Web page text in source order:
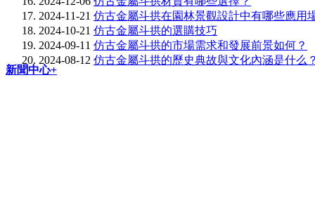
2024-11-21 仿古金屬斗拱在園林景觀設計中有哪些應用
2024-10-21 仿古金屬斗拱的選購技巧
2024-09-11 仿古金屬斗拱的市場需求和發展前景如何？
2024-08-12 仿古金屬斗拱的歷史典故與文化內涵是什么
新聞中心+